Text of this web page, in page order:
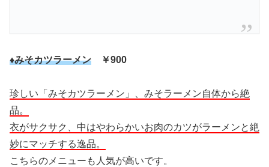
♦みそカツラーメン ￥900
珍しい「みそカツラーメン」、みそラーメン自体から絶
品。
衣がサクサク、中はやわらかいお肉のカツがラーメンと絶
妙にマッチする逸品。
こちらのメニューも人気が高いです。